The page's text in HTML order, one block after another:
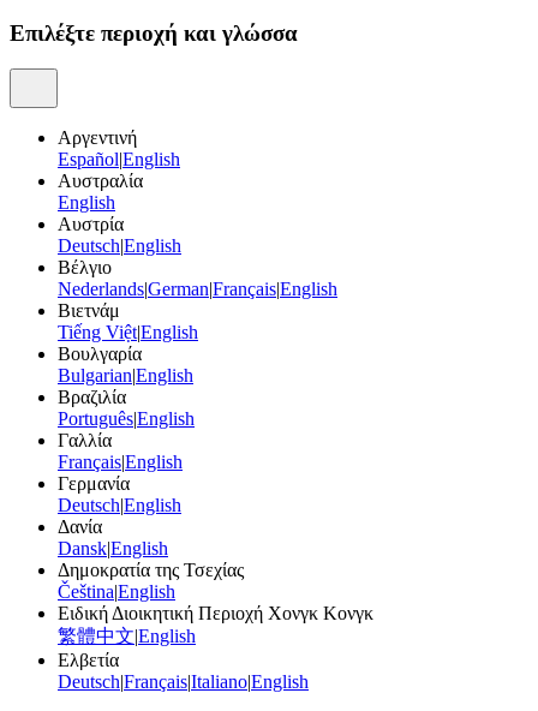
Επιλέξτε περιοχή και γλώσσα
Αργεντινή
Español|English
Αυστραλία
English
Αυστρία
Deutsch|English
Βέλγιο
Nederlands|German|Français|English
Βιετνάμ
Tiếng Việt|English
Βουλγαρία
Bulgarian|English
Βραζιλία
Português|English
Γαλλία
Français|English
Γερμανία
Deutsch|English
Δανία
Dansk|English
Δημοκρατία της Τσεχίας
Čeština|English
Ειδική Διοικητική Περιοχή Χονγκ Κονγκ
繁體中文|English
Ελβετία
Deutsch|Français|Italiano|English